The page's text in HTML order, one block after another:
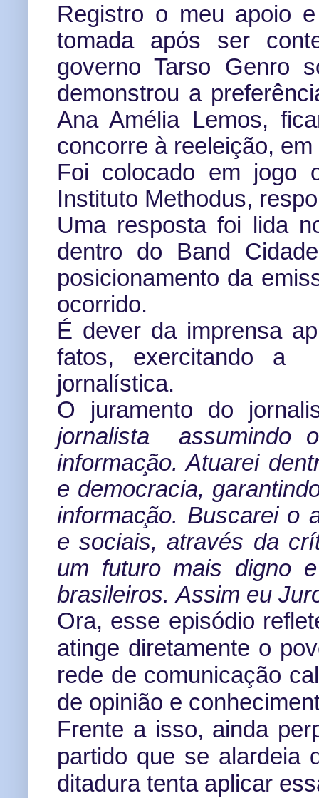
Registro o meu apoio
tomada após ser
governo Tarso Genro
demonstrou a
Ana Amélia Lemos,
concorre à reeleição,
Foi colocado em jogo
Instituto Methodus,
Uma resposta foi lida
dentro do Band
posicionamento da
ocorrido.
É dever da imprensa
fatos, exercitando a
jornalística.
O juramento do
jornalista
assumindo
informacão. Atuarei
e democracia,
informacão. Buscarei o
e sociais, através da
um futuro mais digno
brasileiros. Assim eu
Ora, esse episódio
atinge diretamente o
rede de comunicação
de opinião e
Frente a isso, ainda
partido que se alardeia
ditadura tenta aplicar